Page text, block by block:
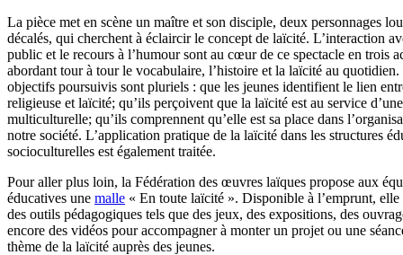
La pièce met en scène un maître et son disciple, deux personnages
décalés, qui cherchent à éclaircir le concept de laïcité. L’interaction
public et le recours à l’humour sont au cœur de ce spectacle en trois
abordant tour à tour le vocabulaire, l’histoire et la laïcité au quotidien.
objectifs poursuivis sont pluriels : que les jeunes identifient le lien
religieuse et laïcité; qu’ils perçoivent que la laïcité est au service
multiculturelle; qu’ils comprennent qu’elle est sa place dans
notre société. L’application pratique de la laïcité dans les structures
socioculturelles est également traitée.
Pour aller plus loin, la Fédération des œuvres laïques propose aux
éducatives une malle « En toute laïcité ». Disponible à l’emprunt,
des outils pédagogiques tels que des jeux, des expositions, des
encore des vidéos pour accompagner à monter un projet ou une
thème de la laïcité auprès des jeunes.